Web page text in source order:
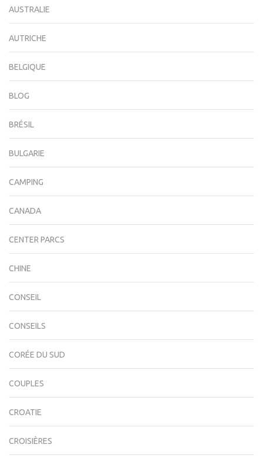
AUSTRALIE
AUTRICHE
BELGIQUE
BLOG
BRÉSIL
BULGARIE
CAMPING
CANADA
CENTER PARCS
CHINE
CONSEIL
CONSEILS
CORÉE DU SUD
COUPLES
CROATIE
CROISIÈRES